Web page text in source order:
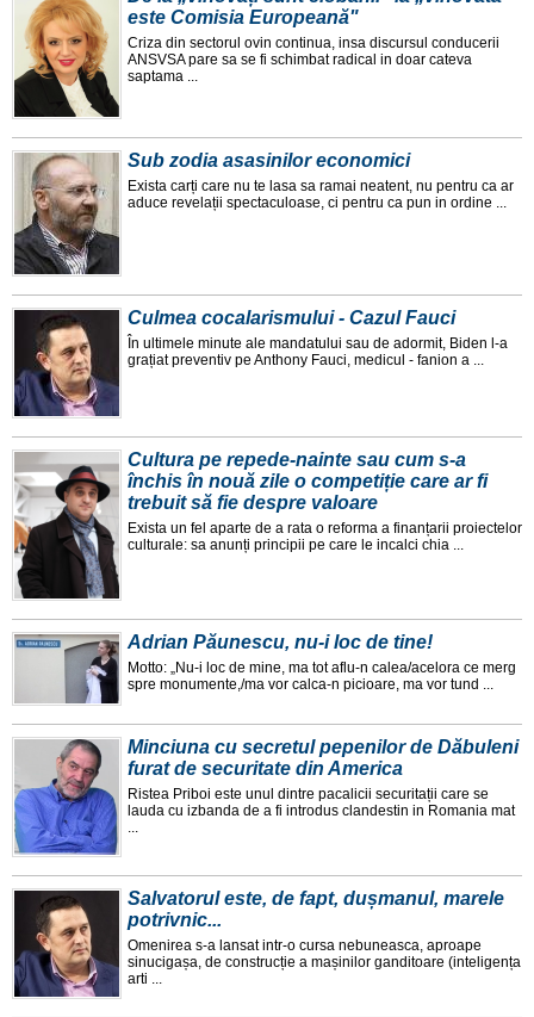
este Comisia Europeană"
Criza din sectorul ovin continua, insa discursul conducerii
ANSVSA pare sa se fi schimbat radical in doar cateva
saptama ...
Sub zodia asasinilor economici
Exista carți care nu te lasa sa ramai neatent, nu pentru ca ar
aduce revelații spectaculoase, ci pentru ca pun in ordine ...
Culmea cocalarismului - Cazul Fauci
În ultimele minute ale mandatului sau de adormit, Biden l-a
grațiat preventiv pe Anthony Fauci, medicul - fanion a ...
Cultura pe repede-nainte sau cum s-a
închis în nouă zile o competiție care ar fi
trebuit să fie despre valoare
Exista un fel aparte de a rata o reforma a finanțarii proiectelor
culturale: sa anunți principii pe care le incalci chia ...
Adrian Păunescu, nu-i loc de tine!
Motto: „Nu-i loc de mine, ma tot aflu-n calea/acelora ce merg
spre monumente,/ma vor calca-n picioare, ma vor tund ...
Minciuna cu secretul pepenilor de Dăbuleni
furat de securitate din America
Ristea Priboi este unul dintre pacalicii securitații care se
lauda cu izbanda de a fi introdus clandestin in Romania mat
...
Salvatorul este, de fapt, dușmanul, marele
potrivnic...
Omenirea s-a lansat intr-o cursa nebuneasca, aproape
sinucigașa, de construcție a mașinilor ganditoare (inteligența
arti ...